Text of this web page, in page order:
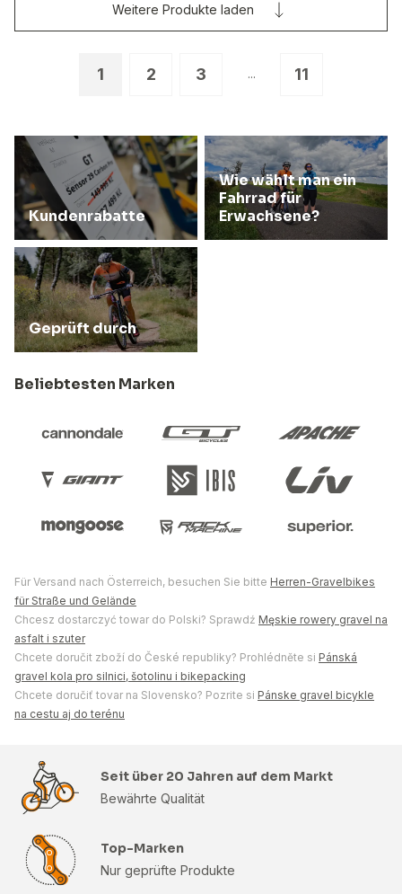
1 2 3 ... 11
Weitere Produkte laden
Kundenrabatte
Wie wählt man ein
Fahrrad für
Erwachsene?
Geprüft durch
Beliebtesten Marken
Für Versand nach Österreich, besuchen Sie bitte Herren-Gravelbikes
für Straße und Gelände
Chcesz dostarczyć towar do Polski? Sprawdź Męskie rowery gravel na
asfalt i szuter
Chcete doručit zboží do České republiky? Prohlédněte si Pánská
gravel kola pro silnici, šotolinu i bikepacking
Chcete doručiť tovar na Slovensko? Pozrite si Pánske gravel bicykle
na cestu aj do terénu
Seit über 20 Jahren auf dem Markt
Bewährte Qualität
Top-Marken
Nur geprüfte Produkte